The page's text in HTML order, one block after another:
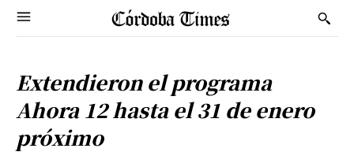
Extendieron el programa
Ahora 12 hasta el 31 de enero
próximo